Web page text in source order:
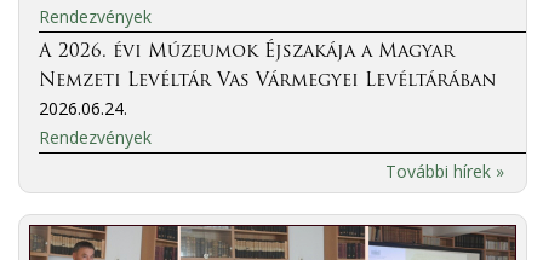
Rendezvények
A 2026. évi Múzeumok Éjszakája a Magyar
Nemzeti Levéltár Vas Vármegyei Levéltárában
2026.06.24.
Rendezvények
További hírek »